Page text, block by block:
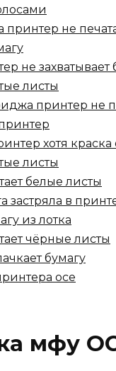
принтер не
не захватывает
листы
принтер не
хотя краска
листы
белые листы
застряла в
из лотка
чёрные листы
бумагу
oce
мфу